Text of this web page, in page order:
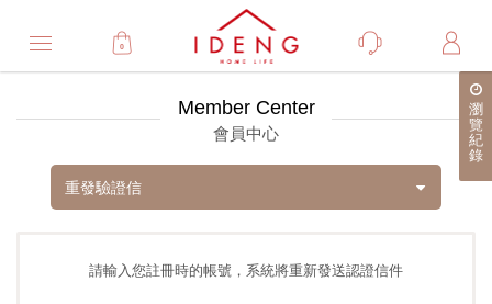
0
瀏
覽
紀
錄
Member Center
會員中心
重發驗證信
請輸入您註冊時的帳號，系統將重新發送認證信件